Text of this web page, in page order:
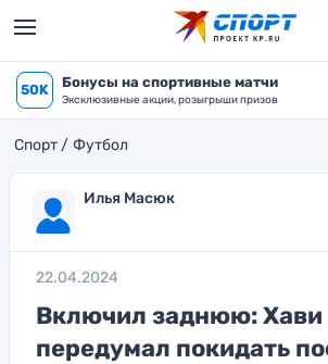
50K Бонусы на спортивные матчи
Эксклюзивные акции, розыгрыши призов
Спорт Футбол
Илья Масюк
22.04.2024
Включил заднюю: Хави
передумал покидать